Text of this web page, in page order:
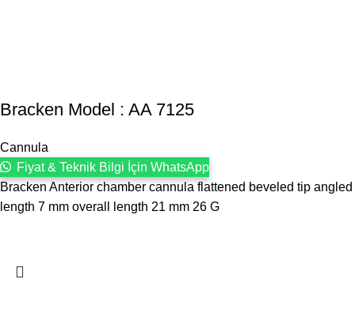
Bracken Model : AA 7125
Cannula
Fiyat & Teknik Bilgi İçin WhatsApp
Bracken Anterior chamber cannula flattened beveled tip angled
length 7 mm overall length 21 mm 26 G